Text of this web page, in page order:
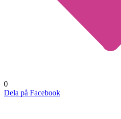
0
Dela på Facebook